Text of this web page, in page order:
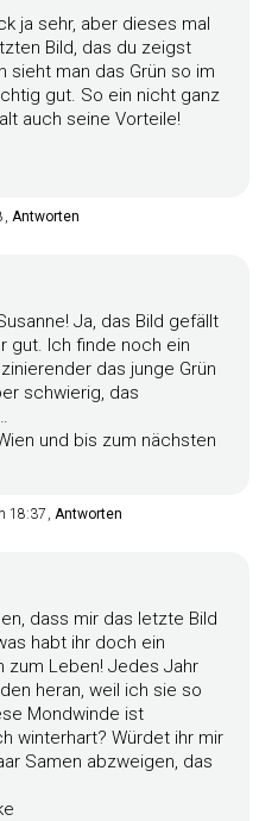
ja sehr, aber dieses mal
Bild, das du zeigst
sieht man das Grün so im
gut. So ein nicht ganz
auch seine Vorteile!
Antworten
Ja, das Bild gefällt
gut. Ich finde noch ein
das junge Grün
schwierig, das
und bis zum nächsten
18:37 Antworten
dass mir das letzte Bild
habt ihr doch ein
zum Leben! Jedes Jahr
heran, weil ich sie so
Mondwinde ist
winterhart? Würdet ihr mir
Samen abzweigen, das